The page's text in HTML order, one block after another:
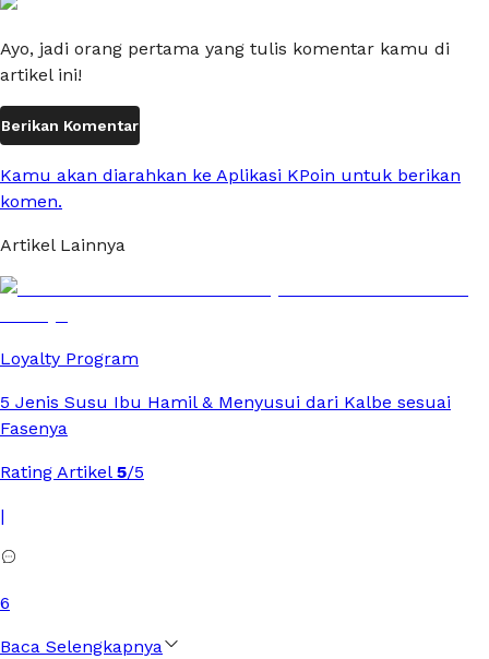
Ayo, jadi orang pertama yang tulis komentar kamu di
artikel ini!
Berikan Komentar
Kamu akan diarahkan ke Aplikasi KPoin untuk berikan
komen.
Artikel Lainnya
Loyalty Program
5 Jenis Susu Ibu Hamil & Menyusui dari Kalbe sesuai
Fasenya
Rating Artikel 5/5
|
6
Baca Selengkapnya